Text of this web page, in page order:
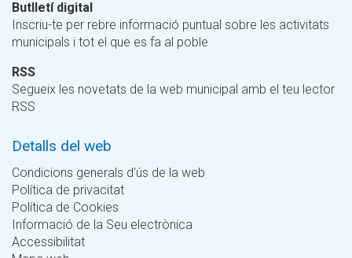
Butlletí digital
Inscriu-te per rebre informació puntual sobre les activitats
municipals i tot el que es fa al poble
RSS
Segueix les novetats de la web municipal amb el teu lector
RSS
Detalls del web
Condicions generals d'ús de la web
Política de privacitat
Política de Cookies
Informació de la Seu electrònica
Accessibilitat